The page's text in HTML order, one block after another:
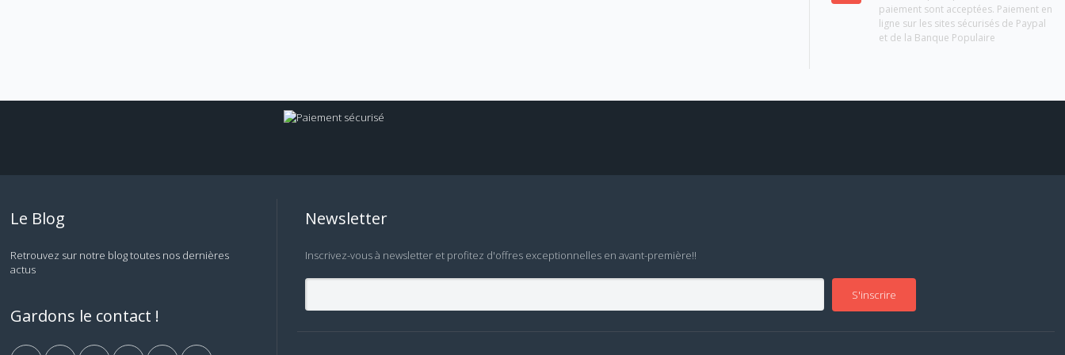
paiement sont acceptées. Paiement en
ligne sur les sites sécurisés de Paypal
et de la Banque Populaire
Le Blog
Retrouvez sur notre blog toutes nos dernières
actus
Gardons le contact !
Newsletter
Inscrivez-vous à newsletter et profitez d'offres exceptionnelles en avant-première!!
S'inscrire